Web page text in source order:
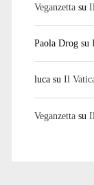
Veganzettasu
Paola Drogsu
lucasu Il
Veganzettasu